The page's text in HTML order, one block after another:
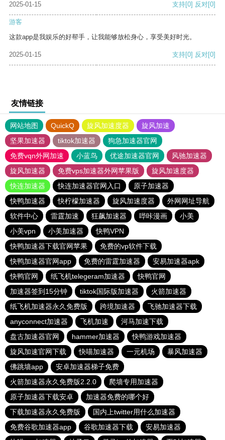
2025-01-15 支持[0] 反对[0]
游客
这款app是我娱乐的好帮手，让我能够放松身心，享受美好时光。
2025-01-15 支持[0] 反对[0]
友情链接
网站地图 QuickQ 旋风加速度器
旋风加速
坚果加速器
tiktok加速器
狗急加速器官网
免费vqn外网加速
小蓝鸟 优途加速器官网
风驰加速器
旋风加速器
免费vps加速器外网苹果版
旋风加速度器
快连加速器
快连加速器官网入口
原子加速器
快鸭加速器
快柠檬加速器 旋风加速度器
外网网址导航
软件中心
雷霆加速 狂飙加速器 哔咔漫画
小美
小美vpn
小美加速器
快鸭VPN
快鸭加速器下载官网苹果
免费的vp软件下载
快鸭加速器官网app
免费的雷霆加速器
安易加速器apk
快鸭官网
纸飞机telegeram加速器
快鸭官网
加速器签到15分钟
tiktok国际版加速器
火箭加速器
纸飞机加速器永久免费版
跨境加速器
飞驰加速器下载
anyconnect加速器
飞机加速
河马加速下载
盘古加速器官网
hammer加速器
快鸭游戏加速器
旋风加速官网下载
快喵加速器 一元机场
暴风加速器
佛跳墙app
安卓加速器梯子免费
火箭加速器永久免费版2.2.0
爬墙专用加速器
原子加速器下载安卓
加速器免费的哪个好
下载加速器永久免费版
国内上twitter用什么加速器
免费谷歌加速器app
谷歌加速器下载
安易加速器